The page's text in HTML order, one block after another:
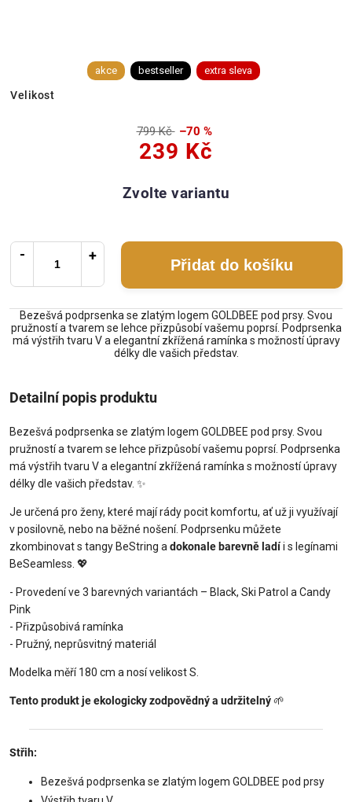
akce bestseller extra sleva
Velikost
799 Kč –70 %
239 Kč
Zvolte variantu
Přidat do košíku
Bezešvá podprsenka se zlatým logem GOLDBEE pod prsy. Svou
pružností a tvarem se lehce přizpůsobí vašemu poprsí. Podprsenka
má výstřih tvaru V a elegantní zkřížená ramínka s možností úpravy
délky dle vašich představ.
Detailní popis produktu
Bezešvá podprsenka se zlatým logem GOLDBEE pod prsy. Svou
pružností a tvarem se lehce přizpůsobí vašemu poprsí. Podprsenka
má výstřih tvaru V a elegantní zkřížená ramínka s možností úpravy
délky dle vašich představ. ✨
Je určená pro ženy, které mají rády pocit komfortu, ať už ji využívají
v posilovně, nebo na běžné nošení. Podprsenku můžete
zkombinovat s tangy BeString a dokonale barevně ladíi s legínami
BeSeamless. 💖
- Provedení ve 3 barevných variantách – Black, Ski Patrol a Candy
Pink
- Přizpůsobivá ramínka
- Pružný, neprůsvitný materiál
Modelka měří 180 cm a nosí velikost S.
Tento produkt je ekologicky zodpovědný a udržitelný🌱
Střih:
Bezešvá podprsenka se zlatým logem GOLDBEE pod prsy